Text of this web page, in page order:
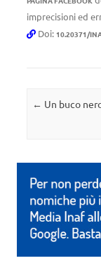
imprecisioni ed
Doi: 10.20371/
Navigazione
← Un buco